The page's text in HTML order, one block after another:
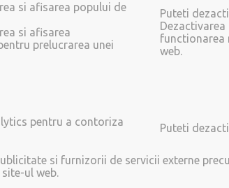
si afisarea popului de
si afisarea
prelucrarea unei
Puteti
functionarea
web.
pentru a contoriza
Puteti
si furnizorii de servicii externe
ul web.